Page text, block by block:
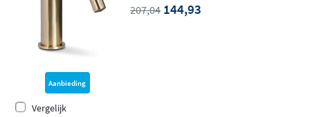
Aanbieding
207,04 144,93
Vergelijk